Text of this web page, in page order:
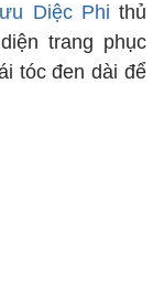
Diệc Phi thủ
trang phục
tóc đen dài để